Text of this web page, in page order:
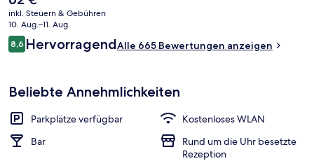
entfernt: Bis zur U-Bahn sind es wenige Schritte (Stadtbahn-
Haltestelle Westentor) bzw. 7 Minuten (Stadtbahn-Haltestelle
Unionstraße).
aktuelle
Preis
beträgt
62 €.
inkl. Steuern & Gebühren
10. Aug.–11. Aug.
Bewertungen
8,68,6 von 10.
HervorragendAlle 665 Bewertungen anzeigen
Beliebte Annehmlichkeiten
Parkplätze verfügbar
Kostenloses WLAN
Bar
Rund um die Uhr besetzte
Rezeption